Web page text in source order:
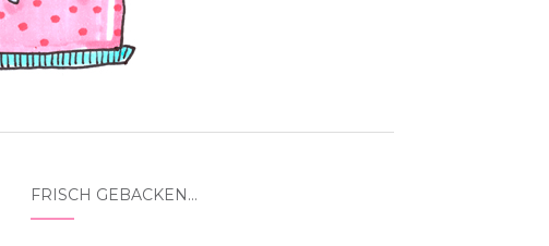
FRISCH GEBACKEN…